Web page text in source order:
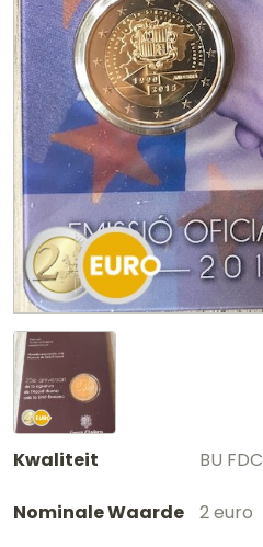
Kwaliteit BU FDC
Nominale Waarde 2 euro